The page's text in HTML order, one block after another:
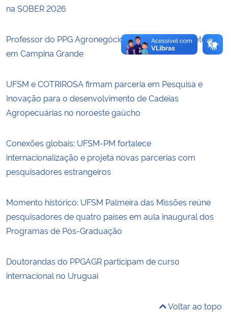
na SOBER 2026
Professor do PPG Agronegócios participa da 15ª Fetech,
em Campina Grande
UFSM e COTRIROSA firmam parceria em Pesquisa e
Inovação para o desenvolvimento de Cadeias
Agropecuárias no noroeste gaúcho
Conexões globais: UFSM-PM fortalece
internacionalização e projeta novas parcerias com
pesquisadores estrangeiros
Momento histórico: UFSM Palmeira das Missões reúne
pesquisadores de quatro países em aula inaugural dos
Programas de Pós-Graduação
Doutorandas do PPGAGR participam de curso
internacional no Uruguai
Voltar ao topo